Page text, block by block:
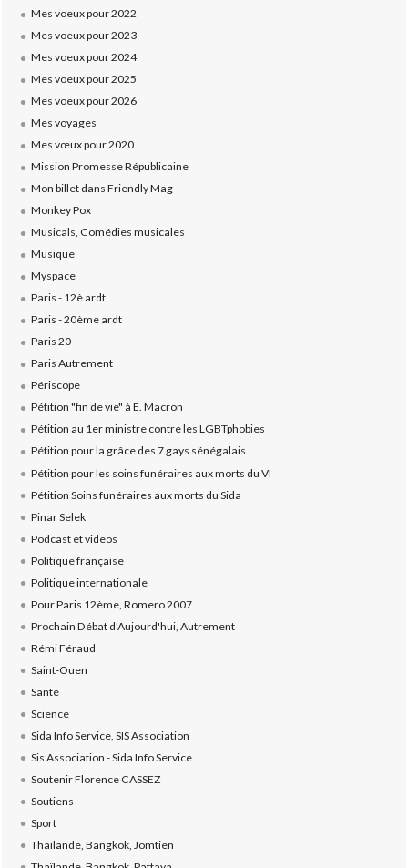
Mes voeux pour 2022
Mes voeux pour 2023
Mes voeux pour 2024
Mes voeux pour 2025
Mes voeux pour 2026
Mes voyages
Mes vœux pour 2020
Mission Promesse Républicaine
Mon billet dans Friendly Mag
Monkey Pox
Musicals, Comédies musicales
Musique
Myspace
Paris - 12è ardt
Paris - 20ème ardt
Paris 20
Paris Autrement
Périscope
Pétition "fin de vie" à E. Macron
Pétition au 1er ministre contre les LGBTphobies
Pétition pour la grâce des 7 gays sénégalais
Pétition pour les soins funéraires aux morts du VI
Pétition Soins funéraires aux morts du Sida
Pinar Selek
Podcast et videos
Politique française
Politique internationale
Pour Paris 12ème, Romero 2007
Prochain Débat d'Aujourd'hui, Autrement
Rémi Féraud
Saint-Ouen
Santé
Science
Sida Info Service, SIS Association
Sis Association - Sida Info Service
Soutenir Florence CASSEZ
Soutiens
Sport
Thaïlande, Bangkok, Jomtien